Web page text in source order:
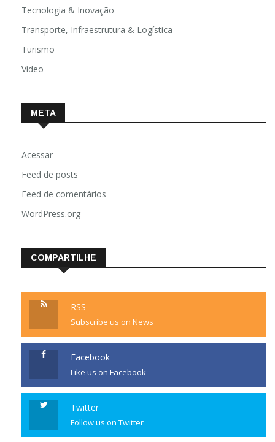
Tecnologia & Inovação
Transporte, Infraestrutura & Logística
Turismo
Vídeo
META
Acessar
Feed de posts
Feed de comentários
WordPress.org
COMPARTILHE
RSS
Subscribe us on News
Facebook
Like us on Facebook
Twitter
Follow us on Twitter